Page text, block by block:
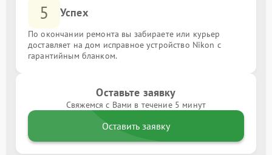
5 Успех
По окончании ремонта вы забираете или курьер
доставляет на дом исправное устройство Nikon с
гарантийным бланком.
Оставьте заявку
Свяжемся с Вами в течение 5 минут
Оставить заявку